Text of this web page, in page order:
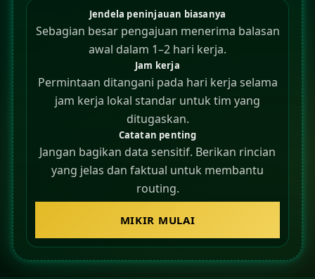
Jendela peninjauan biasanya
Sebagian besar pengajuan menerima balasan
awal dalam 1–2 hari kerja.
Jam kerja
Permintaan ditangani pada hari kerja selama
jam kerja lokal standar untuk tim yang
ditugaskan.
Catatan penting
Jangan bagikan data sensitif. Berikan rincian
yang jelas dan faktual untuk membantu
routing.
MIKIR MULAI